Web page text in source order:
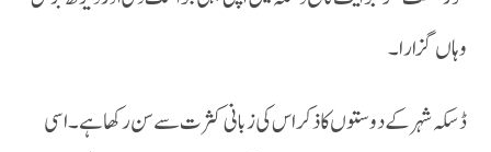
وہاں گزارا۔
ڈسکہ شہر کے دوستوں کا ذکر اس کی زبانی کثرت سے سن رکھا ہے۔ اسی